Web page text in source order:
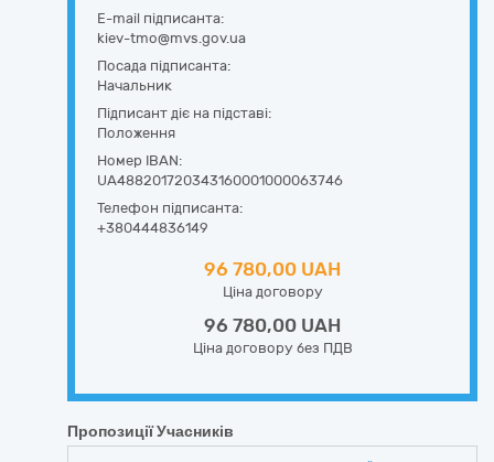
E-mail підписанта:
kiev-tmo@mvs.gov.ua
Посада підписанта:
Начальник
Підписант діє на підставі:
Положення
Номер IBAN:
UA488201720343160001000063746
Телефон підписанта:
+380444836149
96 780,00 UAH
Ціна договору
96 780,00 UAH
Ціна договору без ПДВ
Пропозиції Учасників